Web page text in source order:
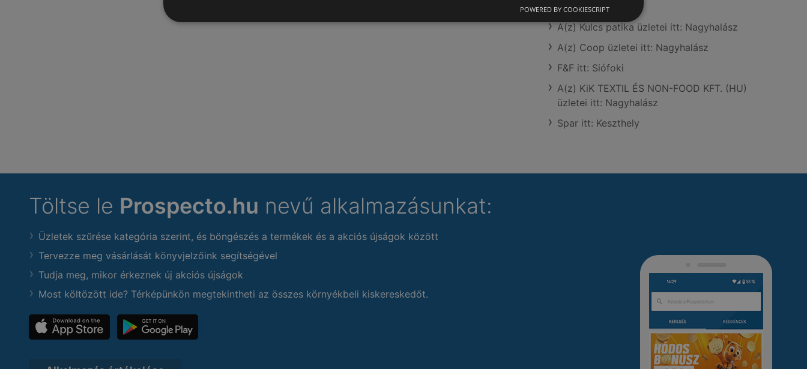
A(z) Kulcs patika üzletei itt: Nagyhalász
A(z) Coop üzletei itt: Nagyhalász
F&F itt: Siófoki
A(z) KiK TEXTIL ÉS NON-FOOD KFT. (HU)
üzletei itt: Nagyhalász
Spar itt: Keszthely
Töltse le Prospecto.hu nevű alkalmazásunkat:
Üzletek szűrése kategória szerint, és böngészés a termékek és a akciós újságok között
Tervezze meg vásárlását könyvjelzőink segítségével
Tudja meg, mikor érkeznek új akciós újságok
Most költözött ide? Térképünkön megtekintheti az összes környékbeli kiskereskedőt.
POWERED BY COOKIESCRIPT